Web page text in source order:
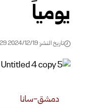
يومياً
تاريخ النشر: 2024/12/19 3:29 مساءً
دمشق-سانا